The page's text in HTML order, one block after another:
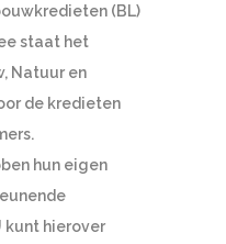
(BL)
staat het
Natuur en
de kredieten
hun eigen
hierover